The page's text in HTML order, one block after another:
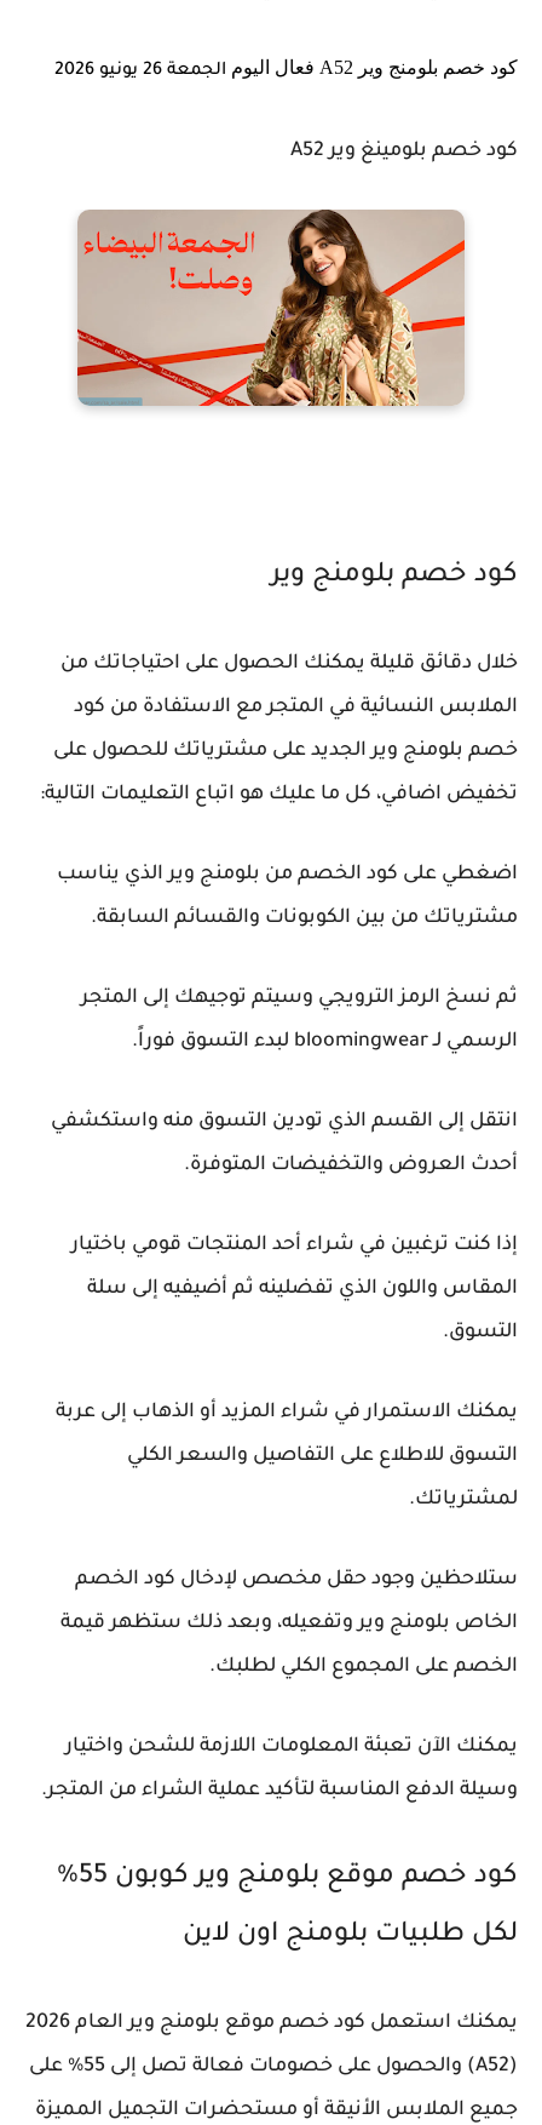
كود خصم بلومنج وير A52 فعال اليوم الجمعة 26 يونيو 2026
كود خصم بلومينغ وير A52
كود خصم بلومنج وير
خلال دقائق قليلة يمكنك الحصول على احتياجاتك من
الملابس النسائية في المتجر مع الاستفادة من كود
خصم بلومنج وير الجديد على مشترياتك للحصول على
تخفيض اضافي، كل ما عليك هو اتباع التعليمات التالية:
اضغطي على كود الخصم من بلومنج وير الذي يناسب
مشترياتك من بين الكوبونات والقسائم السابقة.
ثم نسخ الرمز الترويجي وسيتم توجيهك إلى المتجر
الرسمي لـ bloomingwear لبدء التسوق فوراً.
انتقل إلى القسم الذي تودين التسوق منه واستكشفي
أحدث العروض والتخفيضات المتوفرة.
إذا كنت ترغبين في شراء أحد المنتجات قومي باختيار
المقاس واللون الذي تفضلينه ثم أضيفيه إلى سلة
التسوق.
يمكنك الاستمرار في شراء المزيد أو الذهاب إلى عربة
التسوق للاطلاع على التفاصيل والسعر الكلي
لمشترياتك.
ستلاحظين وجود حقل مخصص لإدخال كود الخصم
الخاص بلومنج وير وتفعيله، وبعد ذلك ستظهر قيمة
الخصم على المجموع الكلي لطلبك.
يمكنك الآن تعبئة المعلومات اللازمة للشحن واختيار
وسيلة الدفع المناسبة لتأكيد عملية الشراء من المتجر.
كود خصم موقع بلومنج وير كوبون 55%
لكل طلبيات بلومنج اون لاين
يمكنك استعمل كود خصم موقع بلومنج وير العام 2026
(A52) والحصول على خصومات فعالة تصل إلى 55% على
جميع الملابس الأنيقة أو مستحضرات التجميل المميزة